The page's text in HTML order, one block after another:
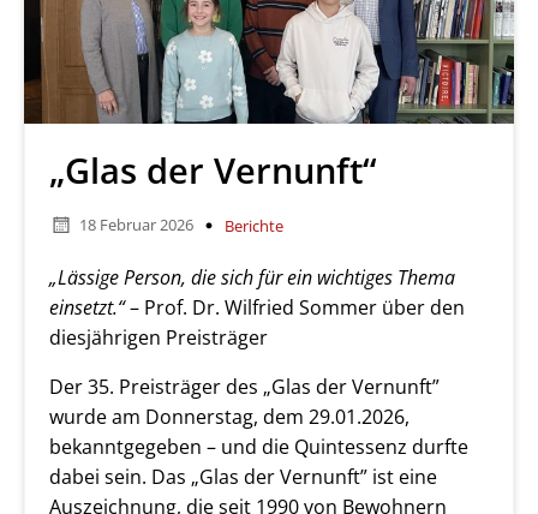
„Glas der Vernunft“
18 Februar 2026 Berichte
„Lässige Person, die sich für ein wichtiges Thema
einsetzt.“– Prof. Dr. Wilfried Sommer über den
diesjährigen Preisträger
Der 35. Preisträger des „Glas der Vernunft”
wurde am Donnerstag, dem 29.01.2026,
bekanntgegeben – und die Quintessenz durfte
dabei sein. Das „Glas der Vernunft” ist eine
Auszeichnung, die seit 1990 von Bewohnern